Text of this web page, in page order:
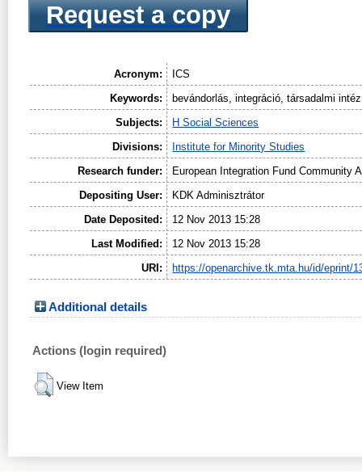
Request a copy
Acronym:
ICS
Keywords:
bevándorlás, integráció, társadalmi
Subjects:
H Social Sciences
Divisions:
Institute for Minority Studies
Research funder:
European Integration Fund Community
Depositing User:
KDK Adminisztrátor
Date Deposited:
12 Nov 2013 15:28
Last Modified:
12 Nov 2013 15:28
URI:
https://openarchive.tk.mta.hu/id/eprint/
Additional details
Actions (login required)
View Item